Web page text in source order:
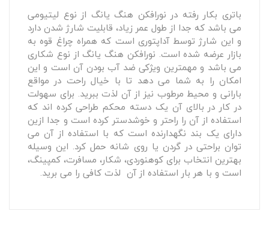
باتری بکار رفته در نورافکن هنگ یانگ از نوع لیتیومی
می باشد که جدا از طول عمر زیاد، قابلیت شارژ شدن دارد
و این شارژ توسط آداپتوری است که همراه چراغ قوه به
بازار عرضه شده است. نورافکن هنگ یانگ از نوع شکاری
می باشد و مهمترین ویژکی ضد آب بودن آن است و این
امکان را به شما می دهد تا با خیال راحت در مواقع
بارانی و محیط مرطوب نیز از آن لذت ببرید. برای سهولت
در کار در بالای آن یک دسته محکم طراحی کرده اند که
استفاده از آن را راحتر و خوشدستر کرده است و جدا ازین
دارای یک بند نگهدارنده است که با استفاده از آن می
توان براحتی در گردن یا روی شانه حمل کرد. این وسیله
بهترین انتخاب برای کوهنوردی، شکار، مسافرت، کمپینگ،
است و با هر بار استفاده از آن لذت کافی را می برید.